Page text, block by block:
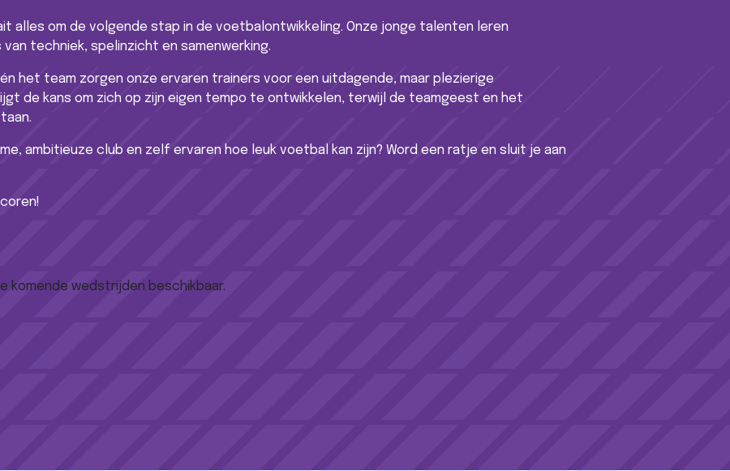
alles om de volgende stap in de voetbalontwikkeling. Onze jonge talenten leren
techniek, spelinzicht en samenwerking.
het team zorgen onze ervaren trainers voor een uitdagende, maar plezierige
de kans om zich op zijn eigen tempo te ontwikkelen, terwijl de teamgeest en het
ambitieuze club en zelf ervaren hoe leuk voetbal kan zijn? Word een ratje en sluit je aan
komende wedstrijden beschikbaar.